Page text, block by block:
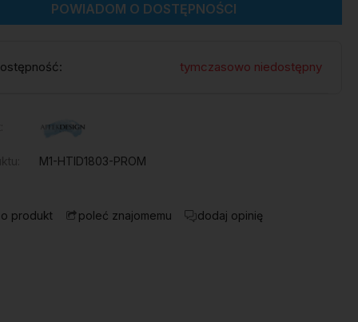
POWIADOM O DOSTĘPNOŚCI
tymczasowo niedostępny
M1-HTID1803-PROM
produkt poleć znajomemu dodaj opinię